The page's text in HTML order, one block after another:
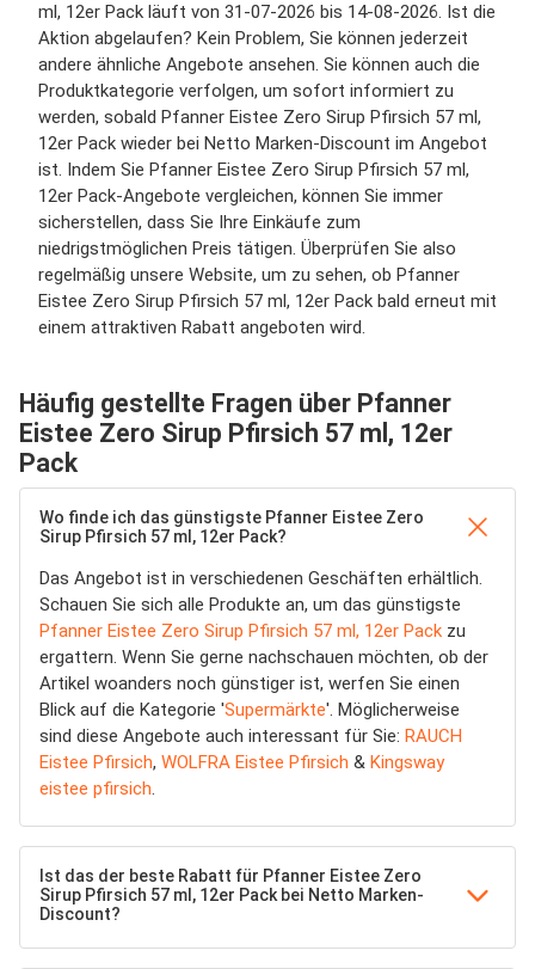
ml, 12er Pack läuft von 31-07-2026 bis 14-08-2026. Ist die
Aktion abgelaufen? Kein Problem, Sie können jederzeit
andere ähnliche Angebote ansehen. Sie können auch die
Produktkategorie verfolgen, um sofort informiert zu
werden, sobald Pfanner Eistee Zero Sirup Pfirsich 57 ml,
12er Pack wieder bei Netto Marken-Discount im Angebot
ist. Indem Sie Pfanner Eistee Zero Sirup Pfirsich 57 ml,
12er Pack-Angebote vergleichen, können Sie immer
sicherstellen, dass Sie Ihre Einkäufe zum
niedrigstmöglichen Preis tätigen. Überprüfen Sie also
regelmäßig unsere Website, um zu sehen, ob Pfanner
Eistee Zero Sirup Pfirsich 57 ml, 12er Pack bald erneut mit
einem attraktiven Rabatt angeboten wird.
Häufig gestellte Fragen über Pfanner
Eistee Zero Sirup Pfirsich 57 ml, 12er
Pack
Wo finde ich das günstigste Pfanner Eistee Zero
Sirup Pfirsich 57 ml, 12er Pack?
Das Angebot ist in verschiedenen Geschäften erhältlich.
Schauen Sie sich alle Produkte an, um das günstigste
Pfanner Eistee Zero Sirup Pfirsich 57 ml, 12er Pack zu
ergattern. Wenn Sie gerne nachschauen möchten, ob der
Artikel woanders noch günstiger ist, werfen Sie einen
Blick auf die Kategorie 'Supermärkte'. Möglicherweise
sind diese Angebote auch interessant für Sie: RAUCH
Eistee Pfirsich, WOLFRA Eistee Pfirsich & Kingsway
eistee pfirsich.
Ist das der beste Rabatt für Pfanner Eistee Zero
Sirup Pfirsich 57 ml, 12er Pack bei Netto Marken-
Discount?